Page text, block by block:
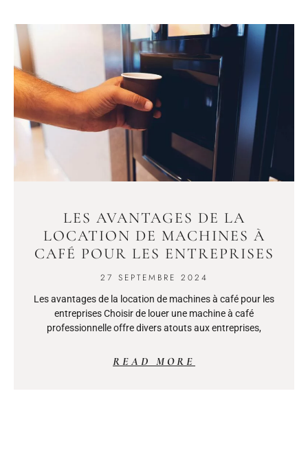
LES AVANTAGES DE LA
LOCATION DE MACHINES À
CAFÉ POUR LES ENTREPRISES
27 SEPTEMBRE 2024
Les avantages de la location de machines à café pour les
entreprises Choisir de louer une machine à café
professionnelle offre divers atouts aux entreprises,
READ MORE